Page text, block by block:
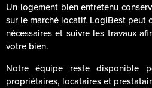
Un logement bien entretenu
sur le marché locatif. LogiBest peut
nécessaires et suivre les travaux
votre bien.
Notre équipe reste disponible
propriétaires, locataires et